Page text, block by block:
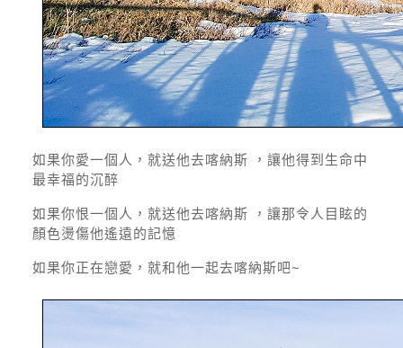
如果你愛一個人，就送他去喀納斯 ，讓他得到生命中
最幸福的沉醉
如果你恨一個人，就送他去喀納斯 ，讓那令人目眩的
顏色燙傷他遙遠的記憶
如果你正在戀愛，就和他一起去喀納斯吧~